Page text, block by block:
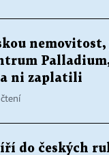
nemovitost,
ni zaplatili
čtení
do českých